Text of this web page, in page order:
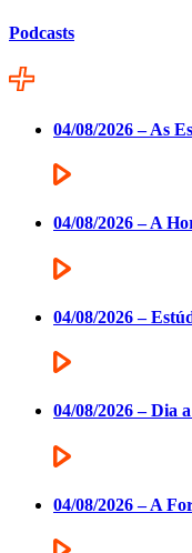
Podcasts
04/08/2026 – As
04/08/2026 – A
04/08/2026 –
04/08/2026 – Dia
04/08/2026 – A